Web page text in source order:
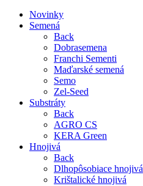
Novinky
Semená
Back
Dobrasemena
Franchi Sementi
Maďarské semená
Semo
Zel-Seed
Substráty
Back
AGRO CS
KERA Green
Hnojivá
Back
Dlhopôsobiace hnojivá
Krištalické hnojivá